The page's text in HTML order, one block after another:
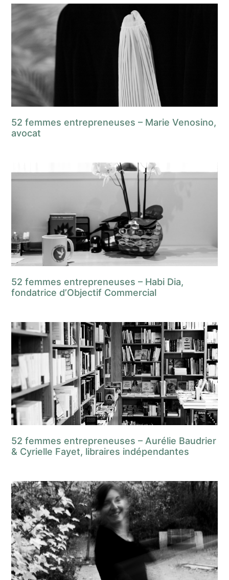
52 femmes entrepreneuses – Marie Venosino,
avocat
52 femmes entrepreneuses – Habi Dia,
fondatrice d’Objectif Commercial
52 femmes entrepreneuses – Aurélie Baudrier
& Cyrielle Fayet, libraires indépendantes